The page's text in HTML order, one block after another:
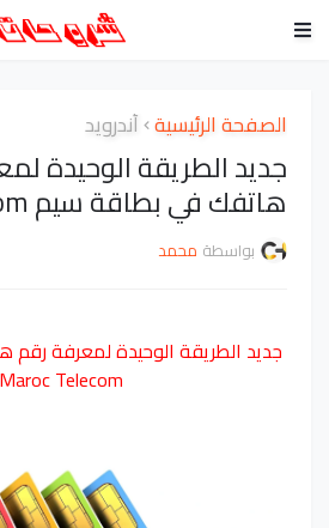
الصفحة الرئيسية أندرويد
جديد الطريقة الوحيدة
هاتفك في بطاقة سيم Maroc Telecom
بواسطة محمد
جديد الطريقة الوحيدة لمعرفة
Maroc Telecom